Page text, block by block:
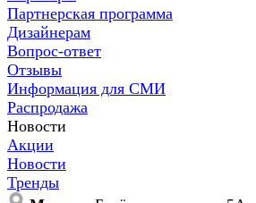
Партнерская программа
Дизайнерам
Вопрос-ответ
Отзывы
Информация для СМИ
Распродажа
Новости
Акции
Новости
Тренды